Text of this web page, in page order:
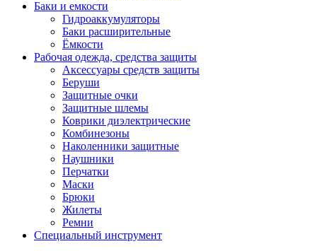
Баки и емкости
Гидроаккумуляторы
Баки расширительные
Ёмкости
Рабочая одежда, средства защиты
Аксессуары средств защиты
Беруши
Защитные очки
Защитные шлемы
Коврики диэлектрические
Комбинезоны
Наколенники защитные
Наушники
Перчатки
Маски
Брюки
Жилеты
Ремни
Специальный инструмент